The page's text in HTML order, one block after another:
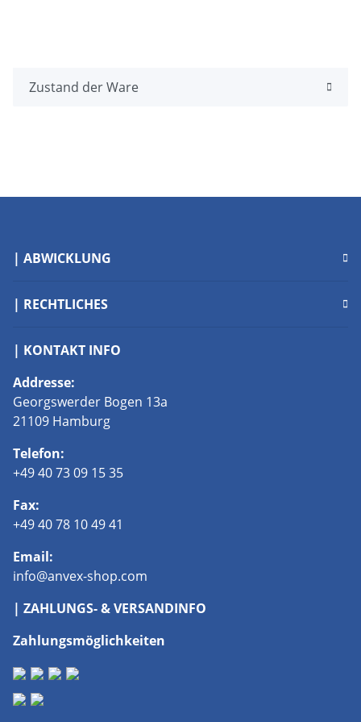
Zustand der Ware
| ABWICKLUNG
| RECHTLICHES
| KONTAKT INFO
Addresse:
Georgswerder Bogen 13a
21109 Hamburg
Telefon:
+49 40 73 09 15 35
Fax:
+49 40 78 10 49 41
Email:
info@anvex-shop.com
| ZAHLUNGS- & VERSANDINFO
Zahlungsmöglichkeiten